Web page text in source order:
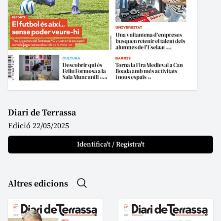
Diari de Terrassa
Edició 22/05/2025
Identifica't / Registra't
Altres edicions